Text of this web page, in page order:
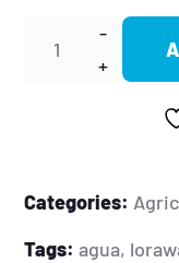
Categories:
Tags: agua,